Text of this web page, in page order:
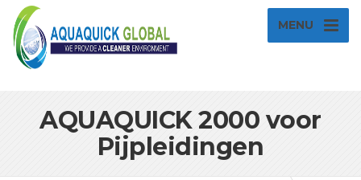
MENU
AQUAQUICK 2000 voor
Pijpleidingen